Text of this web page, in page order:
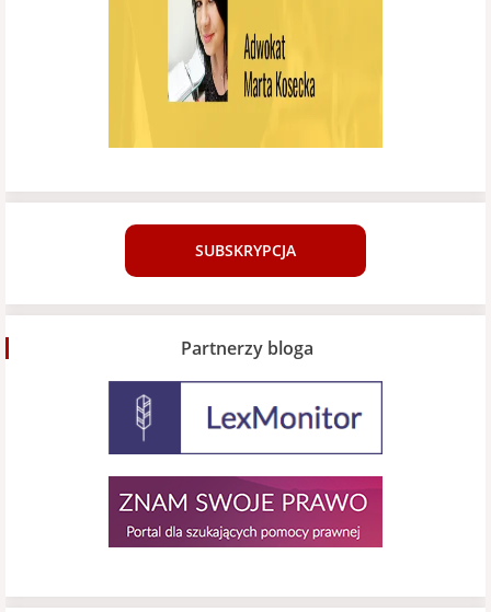
SUBSKRYPCJA
Partnerzy bloga